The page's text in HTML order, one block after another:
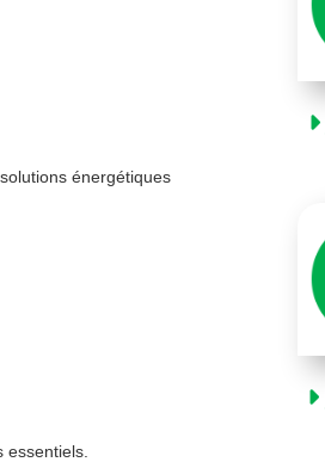
énergétiques